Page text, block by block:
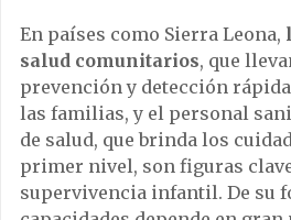
En países como Sierra Leona,
salud comunitarios, que
prevención y detección
las familias, y el personal
de salud, que brinda los
primer nivel, son figuras
supervivencia infantil. De su